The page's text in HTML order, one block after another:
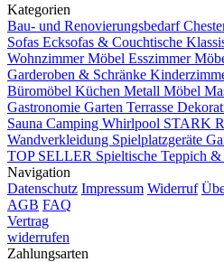
Kategorien
Bau- und Renovierungsbedarf
Sofas Ecksofas & Couchtische
Wohnzimmer Möbel Esszimmer
Garderoben & Schränke
Büromöbel Küchen Metall Möbel
Gastronomie Garten Terrasse
Sauna Camping Whirlpool STARK
Wandverkleidung Spielplatzgeräte
TOP SELLER Spieltische Teppich
Navigation
Datenschutz Impressum Widerruf
AGB FAQ
Vertrag
widerrufen
Zahlungsarten